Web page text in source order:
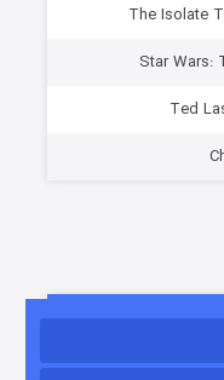
منتشر شد